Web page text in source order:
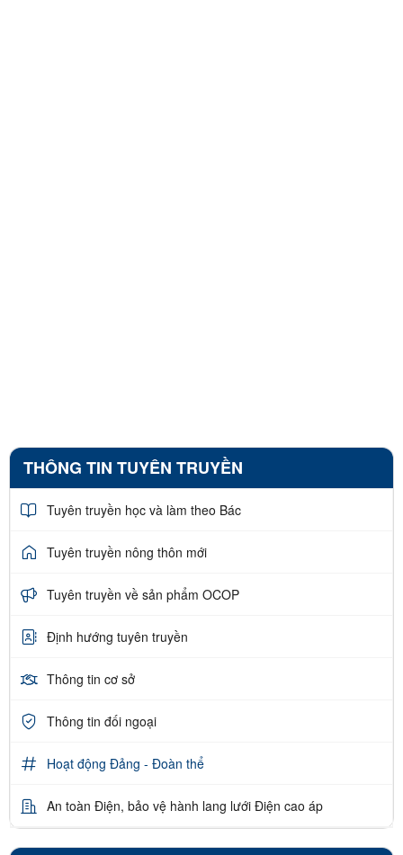
THÔNG TIN TUYÊN TRUYỀN
Tuyên truyền học và làm theo Bác
Tuyên truyền nông thôn mới
Tuyên truyền về sản phẩm OCOP
Định hướng tuyên truyền
Thông tin cơ sở
Thông tin đối ngoại
Hoạt động Đảng - Đoàn thể
An toàn Điện, bảo vệ hành lang lưới Điện cao áp